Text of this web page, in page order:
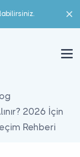
2026 İçin
Rehberi